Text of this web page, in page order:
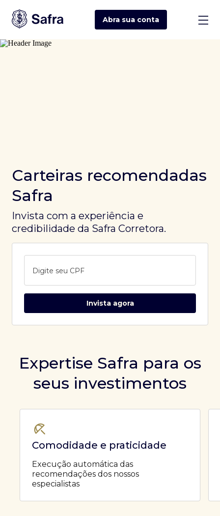
Abra sua conta
Carteiras recomendadas
Safra
Invista com a experiência e
credibilidade da Safra Corretora.
Digite seu CPF
Invista agora
Expertise Safra para os
seus investimentos
Comodidade e praticidade
Execução automática das
recomendações dos nossos
especialistas